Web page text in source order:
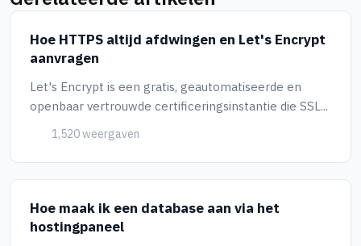
Hoe HTTPS altijd afdwingen en Let's Encrypt
aanvragen
Let's Encrypt is een gratis, geautomatiseerde en
openbaar vertrouwde certificeringsinstantie die SSL...
1,520 weergaven
Hoe maak ik een database aan via het
hostingpaneel